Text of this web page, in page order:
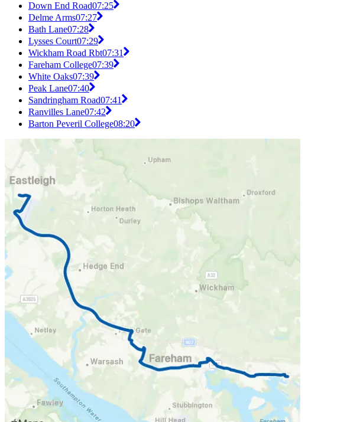
Down End Road07:25
Delme Arms07:27
Bath Lane07:28
Lysses Court07:29
Wickham Road Rbt07:31
Fareham College07:39
White Oaks07:39
Peak Lane07:40
Sandringham Road07:41
Ranvilles Lane07:42
Barton Peveril College08:20